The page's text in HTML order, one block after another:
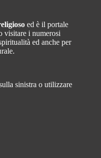
ed è il portale
visitare i numerosi
ed anche per
sinistra o utilizzare